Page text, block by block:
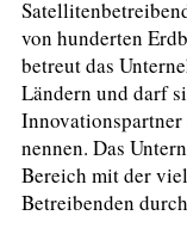
von hunderten
betreut das
Ländern und darf
nennen. Das
Bereich mit der
Betreibenden